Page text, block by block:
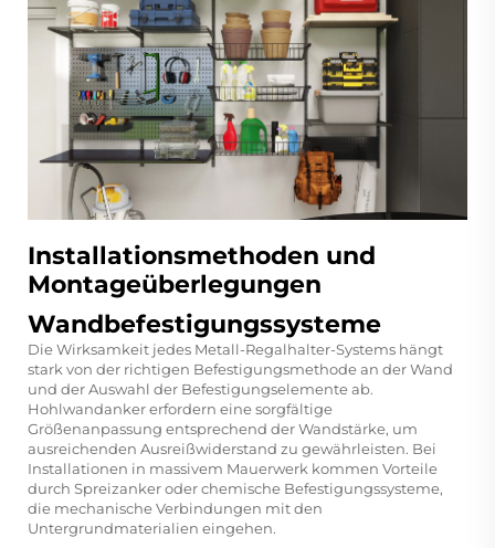
Installationsmethoden und
Montageüberlegungen
Wandbefestigungssysteme
Die Wirksamkeit jedes Metall-Regalhalter-Systems hängt
stark von der richtigen Befestigungsmethode an der Wand
und der Auswahl der Befestigungselemente ab.
Hohlwandanker erfordern eine sorgfältige
Größenanpassung entsprechend der Wandstärke, um
ausreichenden Ausreißwiderstand zu gewährleisten. Bei
Installationen in massivem Mauerwerk kommen Vorteile
durch Spreizanker oder chemische Befestigungssysteme,
die mechanische Verbindungen mit den
Untergrundmaterialien eingehen.